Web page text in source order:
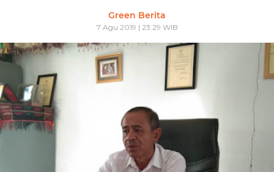
Green Berita
7 Agu 2019 | 23:29 WIB